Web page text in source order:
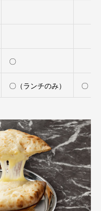
〇
〇（ランチのみ） 〇